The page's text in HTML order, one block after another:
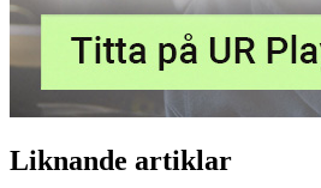
Liknande artiklar